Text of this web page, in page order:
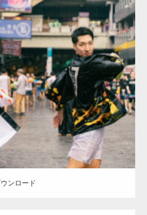
2023.05.20
ョ in バンコク(タイ) オレンジの人
細マッチョ) バンコク(タイ)
ンロード